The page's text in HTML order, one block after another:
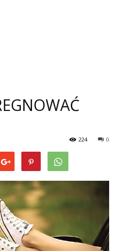
0
224